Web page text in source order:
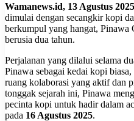
Wamanews.id, 13 Agustus 2025
dimulai dengan secangkir kopi
berkumpul yang hangat, Pinawa
berusia dua tahun.
Perjalanan yang dilalui selama
Pinawa sebagai kedai kopi
ruang kolaborasi yang aktif dan
tonggak sejarah ini, Pinawa
pecinta kopi untuk hadir dalam
pada 16 Agustus 2025.